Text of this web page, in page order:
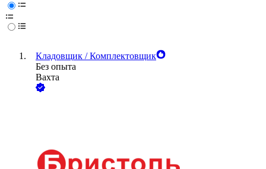
Кладовщик / Комплектовщик
Без опыта
Вахта